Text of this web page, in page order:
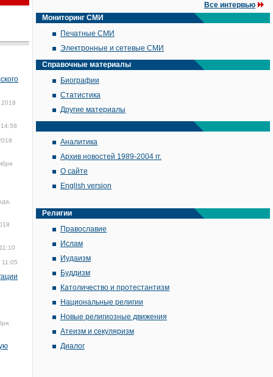
2018
11:05
Все интервью
Мониторинг СМИ
Печатные СМИ
Электронные и сетевые СМИ
Справочные материалы
Биографии
Статистика
Другие материалы
Аналитика
Архив новостей 1989-2004 гг.
О сайте
English version
Религии
Православие
Ислам
Иудаизм
Буддизм
Католичество и протестантизм
Национальные религии
Новые религиозные движения
Атеизм и секуляризм
Диалог